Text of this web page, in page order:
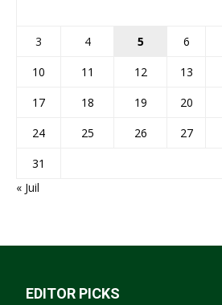
3
4 5 6
10
11 12 13
17
18 19 20
24
25 26 27
31
« Juil
EDITOR PICKS